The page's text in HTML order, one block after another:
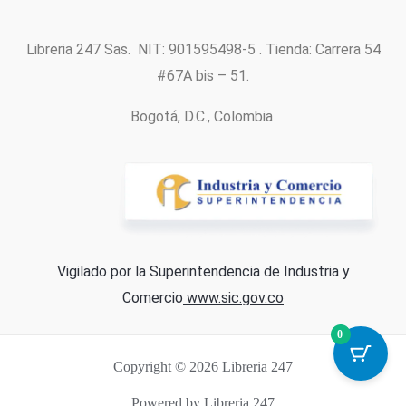
Libreria 247 Sas. NIT: 901595498-5 . Tienda: Carrera 54
#67A bis – 51.
Bogotá, D.C., Colombia
Vigilado por la Superintendencia de Industria y
Comercio www.sic.gov.co
Copyright © 2026 Libreria 247
Powered by Libreria 247
0